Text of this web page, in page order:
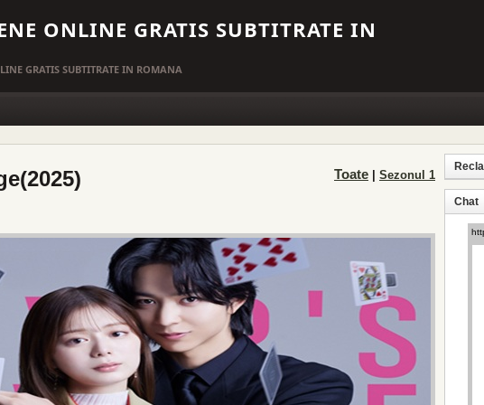
ONLINE GRATIS SUBTITRATE IN
GRATIS SUBTITRATE IN ROMANA
Toate Sezonul 1
Chat